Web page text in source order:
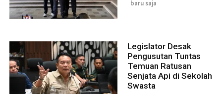
baru saja
Legislator Desak
Pengusutan Tuntas
Temuan Ratusan
Senjata Api di Sekolah
Swasta